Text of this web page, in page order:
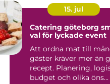
15. jul
Catering göteborg smarta
val för lyckade event
Att ordna mat till
gäster kräver mer än
recept. Planering,
budget och olika öns...